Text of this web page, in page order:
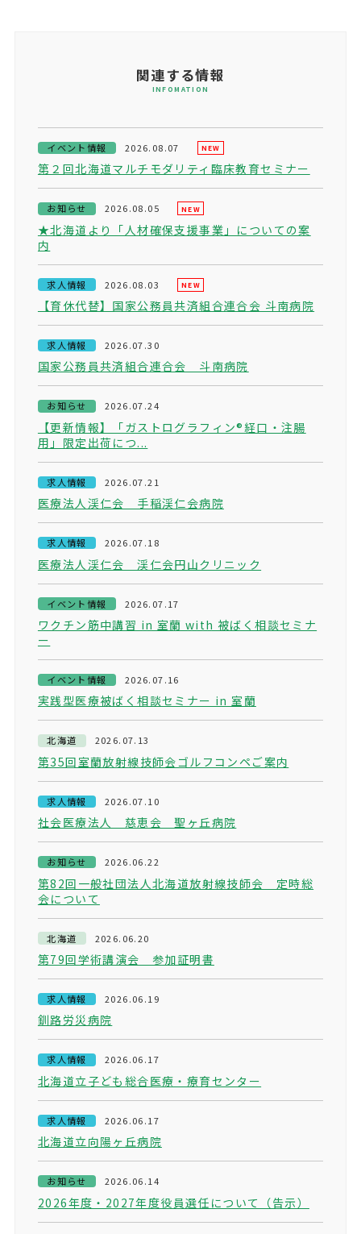
関連する情報
INFOMATION
イベント情報 2026.08.07 NEW
第２回北海道マルチモダリティ臨床教育セミナー
お知らせ 2026.08.05 NEW
★北海道より「人材確保支援事業」についての案
内
求人情報 2026.08.03 NEW
【育休代替】国家公務員共済組合連合会 斗南病院
求人情報 2026.07.30
国家公務員共済組合連合会 斗南病院
お知らせ 2026.07.24
【更新情報】「ガストログラフィン®経口・注腸
用」限定出荷につ...
求人情報 2026.07.21
医療法人渓仁会 手稲渓仁会病院
求人情報 2026.07.18
医療法人渓仁会 渓仁会円山クリニック
イベント情報 2026.07.17
ワクチン筋中講習 in 室蘭 with 被ばく相談セミナ
ー
イベント情報 2026.07.16
実践型医療被ばく相談セミナー in 室蘭
北海道 2026.07.13
第35回室蘭放射線技師会ゴルフコンペご案内
求人情報 2026.07.10
社会医療法人 慈恵会 聖ヶ丘病院
お知らせ 2026.06.22
第82回一般社団法人北海道放射線技師会 定時総
会について
北海道 2026.06.20
第79回学術講演会 参加証明書
求人情報 2026.06.19
釧路労災病院
求人情報 2026.06.17
北海道立子ども総合医療・療育センター
求人情報 2026.06.17
北海道立向陽ヶ丘病院
お知らせ 2026.06.14
2026年度・2027年度役員選任について（告示）